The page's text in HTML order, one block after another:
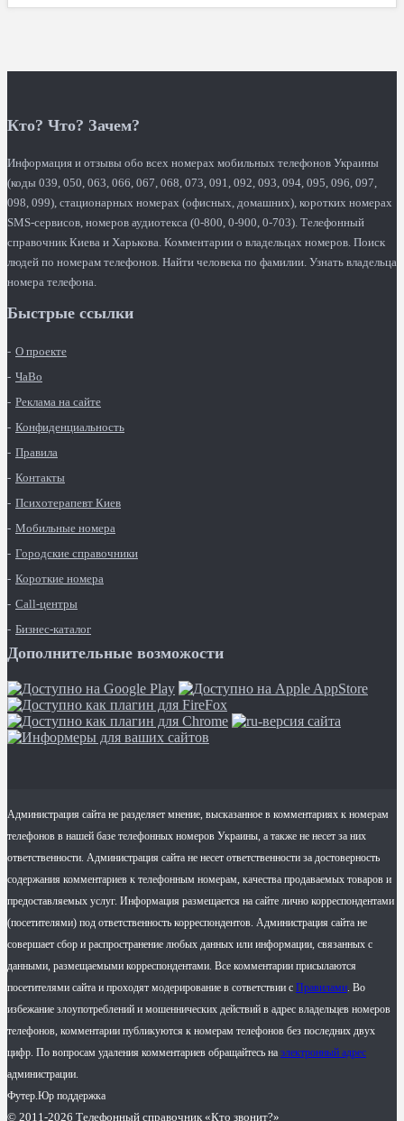
Кто? Что? Зачем?
Информация и отзывы обо всех номерах мобильных телефонов Украины
(коды 039, 050, 063, 066, 067, 068, 073, 091, 092, 093, 094, 095, 096, 097,
098, 099), стационарных номерах (офисных, домашних), коротких номерах
SMS-сервисов, номеров аудиотекса (0-800, 0-900, 0-703). Телефонный
справочник Киева и Харькова. Комментарии о владельцах номеров. Поиск
людей по номерам телефонов. Найти человека по фамилии. Узнать владельца
номера телефона.
Быстрые ссылки
О проекте
ЧаВо
Реклама на сайте
Конфиденциальность
Правила
Контакты
Психотерапевт Киев
Мобильные номера
Городские справочники
Короткие номера
Call-центры
Бизнес-каталог
Дополнительные возможости
Администрация сайта не разделяет мнение, высказанное в комментариях к номерам
телефонов в нашей базе телефонных номеров Украины, а также не несет за них
ответственности. Администрация сайта не несет ответственности за достоверность
содержания комментариев к телефонным номерам, качества продаваемых товаров и
предоставляемых услуг. Информация размещается на сайте лично корреспондентами
(посетителями) под ответственность корреспондентов. Администрация сайта не
совершает сбор и распространение любых данных или информации, связанных с
данными, размещаемыми корреспондентами. Все комментарии присылаются
посетителями сайта и проходят модерирование в сответствии с Правилами. Во
избежание злоупотреблений и мошеннических действий в адрес владельцев номеров
телефонов, комментарии публикуются к номерам телефонов без последних двух
цифр. По вопросам удаления комментариев обращайтесь на электронный адрес
администрации.
Футер.Юр поддержка
© 2011-2026 Телефонный справочник «Кто звонит?»